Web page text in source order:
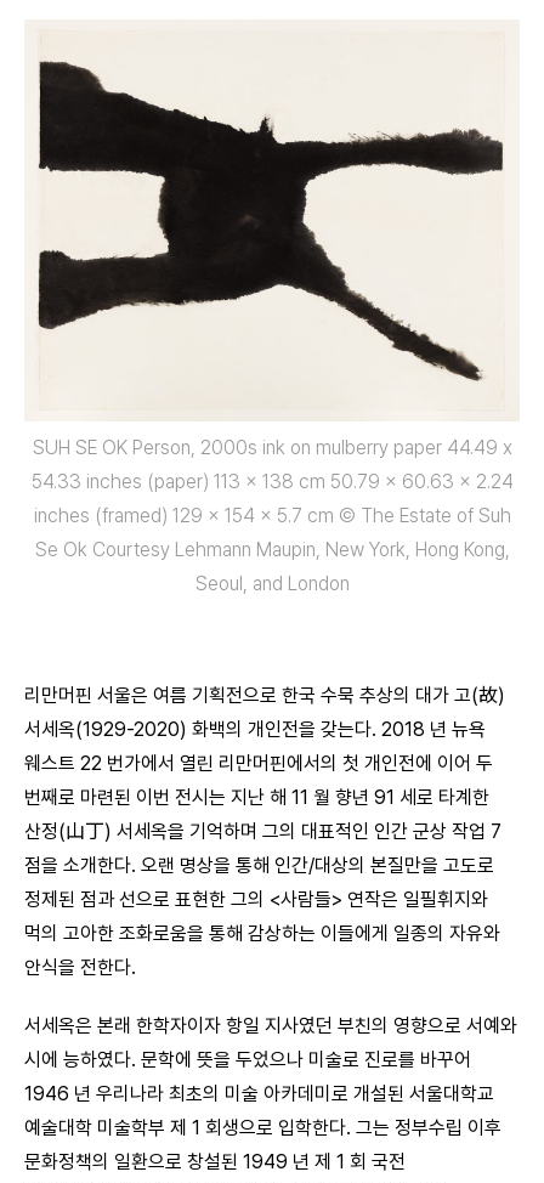
SUH SE OK Person, 2000s ink on mulberry paper 44.49 x
54.33 inches (paper) 113 x 138 cm 50.79 x 60.63 x 2.24
inches (framed) 129 x 154 x 5.7 cm © The Estate of Suh
Se Ok Courtesy Lehmann Maupin, New York, Hong Kong,
Seoul, and London
리만머핀 서울은 여름 기획전으로 한국 수묵 추상의 대가 고(故)
서세옥(1929-2020) 화백의 개인전을 갖는다. 2018 년 뉴욕
웨스트 22 번가에서 열린 리만머핀에서의 첫 개인전에 이어 두
번째로 마련된 이번 전시는 지난 해 11 월 향년 91 세로 타계한
산정(山丁) 서세옥을 기억하며 그의 대표적인 인간 군상 작업 7
점을 소개한다. 오랜 명상을 통해 인간/대상의 본질만을 고도로
정제된 점과 선으로 표현한 그의 <사람들> 연작은 일필휘지와
먹의 고아한 조화로움을 통해 감상하는 이들에게 일종의 자유와
안식을 전한다.
서세옥은 본래 한학자이자 항일 지사였던 부친의 영향으로 서예와
시에 능하였다. 문학에 뜻을 두었으나 미술로 진로를 바꾸어
1946 년 우리나라 최초의 미술 아카데미로 개설된 서울대학교
예술대학 미술학부 제 1 회생으로 입학한다. 그는 정부수립 이후
문화정책의 일환으로 창설된 1949 년 제 1 회 국전